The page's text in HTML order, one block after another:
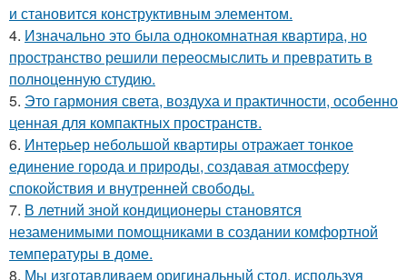
и становится конструктивным элементом.
4. Изначально это была однокомнатная квартира, но
пространство решили переосмыслить и превратить в
полноценную студию.
5. Это гармония света, воздуха и практичности, особенно
ценная для компактных пространств.
6. Интерьер небольшой квартиры отражает тонкое
единение города и природы, создавая атмосферу
спокойствия и внутренней свободы.
7. В летний зной кондиционеры становятся
незаменимыми помощниками в создании комфортной
температуры в доме.
8. Мы изготавливаем оригинальный стол, используя